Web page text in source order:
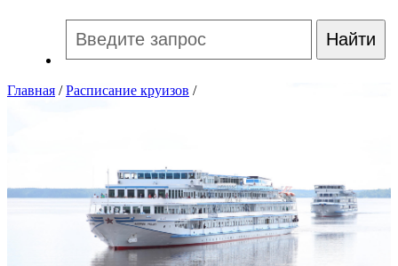
Главная /Расписание круизов /